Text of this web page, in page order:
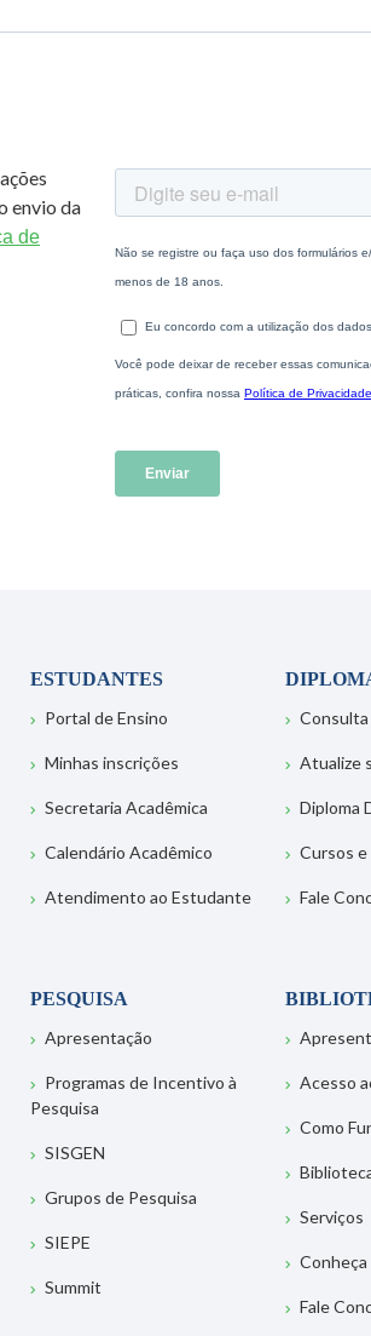
envio da
de
ESTUDANTES
Portal de Ensino
Minhas inscrições
Secretaria Acadêmica
Calendário Acadêmico
Atendimento ao Estudante
Consulta
Atualize
Diploma
Cursos
Fale
PESQUISA
Apresentação
Programas de Incentivo à
Pesquisa
SISGEN
Grupos de Pesquisa
SIEPE
Summit
Acesso
Como
Serviços
Fale